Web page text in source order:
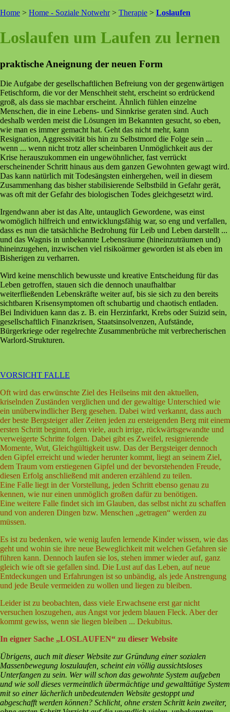
Home > Home - Soziale Notwehr > Therapie > Loslaufen
Loslaufen um Laufen zu lernen
praktische Aneignung der neuen Form
Die Aufgabe der gesellschaftlichen Befreiung von der gegenwärtigen
Fetischform, die vor der Menschheit steht, erscheint so erdrückend
groß, als dass sie machbar erscheint. Ähnlich fühlen einzelne
Menschen, die in eine Lebens- und Sinnkrise geraten sind. Auch
deshalb werden meist die Lösungen im Bekannten gesucht, so eben,
wie man es immer gemacht hat. Geht das nicht mehr, kann
Resignation, Aggressivität bis hin zu Selbstmord die Folge sein ...
wenn ... wenn nicht trotz aller scheinbaren Unmöglichkeit aus der
Krise herauszukommen ein ungewöhnlicher, fast verrückt
erscheinender Schritt hinaus aus dem ganzen Gewohnten gewagt wird.
Das kann natürlich mit Todesängsten einhergehen, weil in diesem
Zusammenhang das bisher stabilisierende Selbstbild in Gefahr gerät,
was oft mit der Gefahr des biologischen Todes gleichgesetzt wird.
Irgendwann aber ist das Alte, untauglich Gewordene, was einst
womöglich hilfreich und entwicklungsfähig war, so eng und verfallen,
dass es nun die tatsächliche Bedrohung für Leib und Leben darstellt ...
und das Wagnis in unbekannte Lebensräume (hineinzuträumen und)
hineinzugehen, inzwischen viel risikoärmer geworden ist als eben im
Bisherigen zu verharren.
Wird keine menschlich bewusste und kreative Entscheidung für das
Leben getroffen, stauen sich die dennoch unaufhaltbar
weiterfließenden Lebenskräfte weiter auf, bis sie sich zu den bereits
sichtbaren Krisensymptomen oft schubartig und chaotisch entladen.
Bei Individuen kann das z. B. ein Herzinfarkt, Krebs oder Suizid sein,
gesellschaftlich Finanzkrisen, Staatsinsolvenzen, Aufstände,
Bürgerkriege oder regelrechte Zusammenbrüche mit verbrecherischen
Warlord-Strukturen.
VORSICHT FALLE
Oft wird das erwünschte Ziel des Heilseins mit den aktuellen,
kriselnden Zuständen verglichen und der gewaltige Unterschied wie
ein unüberwindlicher Berg gesehen. Dabei wird verkannt, dass auch
der beste Bergsteiger aller Zeiten jeden zu ersteigenden Berg mit einem
ersten Schritt beginnt, dem viele, auch irrige, rückwärtsgewandte und
verweigerte Schritte folgen. Dabei gibt es Zweifel, resignierende
Momente, Wut, Gleichgültigkeit usw. Das der Bergsteiger dennoch
den Gipfel erreicht und wieder herunter kommt, liegt an seinem Ziel,
dem Traum vom erstiegenen Gipfel und der bevorstehenden Freude,
diesen Erfolg anschließend mit anderen erzählend zu teilen.
Eine Falle liegt in der Vorstellung, jeden Schritt ebenso genau zu
kennen, wie nur einen unmöglich großen dafür zu benötigen.
Eine weitere Falle findet sich im Glauben, das selbst nicht zu schaffen
und von anderen Dingen bzw. Menschen „getragen“ werden zu
müssen.
Es ist zu bedenken, wie wenig laufen lernende Kinder wissen, wie das
geht und wohin sie ihre neue Beweglichkeit mit welchen Gefahren sie
führen kann. Dennoch laufen sie los, stehen immer wieder auf, ganz
gleich wie oft sie gefallen sind. Die Lust auf das Leben, auf neue
Entdeckungen und Erfahrungen ist so unbändig, als jede Anstrengung
und jede Beule vermeiden zu wollen und liegen zu bleiben.
Leider ist zu beobachten, dass viele Erwachsene erst gar nicht
versuchen loszugehen, aus Angst vor jedem blauen Fleck. Aber der
kommt gewiss, wenn sie liegen bleiben ... Dekubitus.
In eigner Sache „LOSLAUFEN“ zu dieser Website
Übrigens, auch mit dieser Website zur Gründung einer sozialen
Massenbewegung loszulaufen, scheint ein völlig aussichtsloses
Unterfangen zu sein. Wer will schon das gewohnte System aufgeben
und wie soll dieses vermeintlich übermächtige und gewalttätige System
mit so einer lächerlich unbedeutenden Website gestoppt und
abgeschafft werden können? Schlicht, ohne ersten Schritt kein zweiter,